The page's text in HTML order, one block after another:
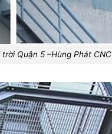
Quận 5 –Hùng Phát CNC